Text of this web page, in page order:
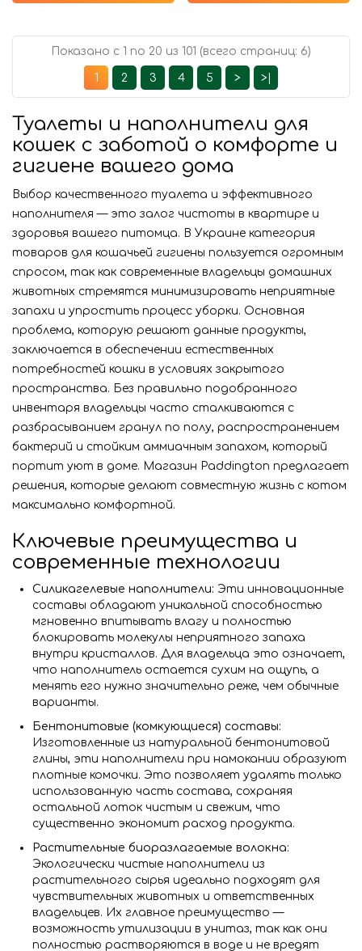
Показано с 1 по 20 из 101 (всего страниц: 6)
1 2 3 4 5 > >|
Туалеты и наполнители для
кошек с заботой о комфорте и
гигиене вашего дома
Выбор качественного туалета и эффективного
наполнителя — это залог чистоты в квартире и
здоровья вашего питомца. В Украине категория
товаров для кошачьей гигиены пользуется огромным
спросом, так как современные владельцы домашних
животных стремятся минимизировать неприятные
запахи и упростить процесс уборки. Основная
проблема, которую решают данные продукты,
заключается в обеспечении естественных
потребностей кошки в условиях закрытого
пространства. Без правильно подобранного
инвентаря владельцы часто сталкиваются с
разбрасыванием гранул по полу, распространением
бактерий и стойким аммиачным запахом, который
портит уют в доме. Магазин Paddington предлагает
решения, которые делают совместную жизнь с котом
максимально комфортной.
Ключевые преимущества и
современные технологии
Силикагелевые наполнители: Эти инновационные
составы обладают уникальной способностью
мгновенно впитывать влагу и полностью
блокировать молекулы неприятного запаха
внутри кристаллов. Для владельца это означает,
что наполнитель остается сухим на ощупь, а
менять его нужно значительно реже, чем обычные
варианты.
Бентонитовые (комкующиеся) составы:
Изготовленные из натуральной бентонитовой
глины, эти наполнители при намокании образуют
плотные комочки. Это позволяет удалять только
использованную часть состава, сохраняя
остальной лоток чистым и свежим, что
существенно экономит расход продукта.
Растительные биоразлагаемые волокна:
Экологически чистые наполнители из
растительного сырья идеально подходят для
чувствительных животных и ответственных
владельцев. Их главное преимущество —
возможность утилизации в унитаз, так как они
полностью растворяются в воде и не вредят